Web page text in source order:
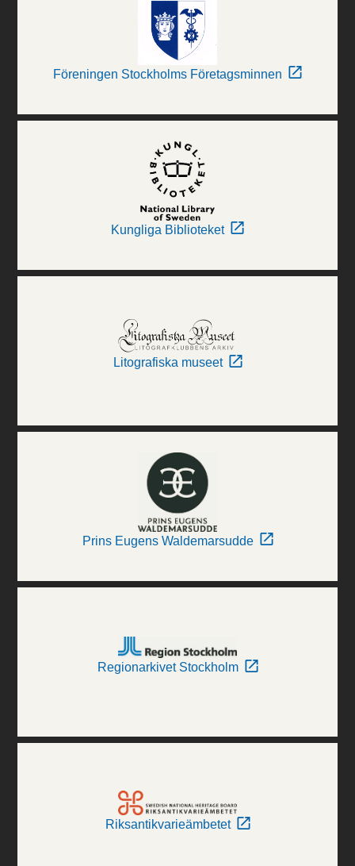
Föreningen Stockholms Företagsminnen
Kungliga Biblioteket
Litografiska museet
Prins Eugens Waldemarsudde
Regionarkivet Stockholm
Riksantikvarieämbetet